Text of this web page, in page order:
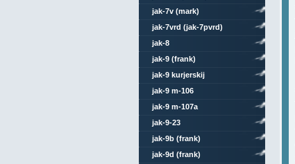
jak-7v (mark)
jak-7vrd (jak-7pvrd)
jak-8
jak-9 (frank)
jak-9 kurjerskij
jak-9 m-106
jak-9 m-107a
jak-9-23
jak-9b (frank)
jak-9d (frank)